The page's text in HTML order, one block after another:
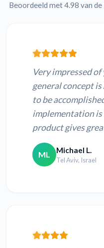
Beoordeeld met 4.98 van
Very impressed
general concept is
to be
implementation is
product gives
ML Michael L.
Tel Aviv, Israel